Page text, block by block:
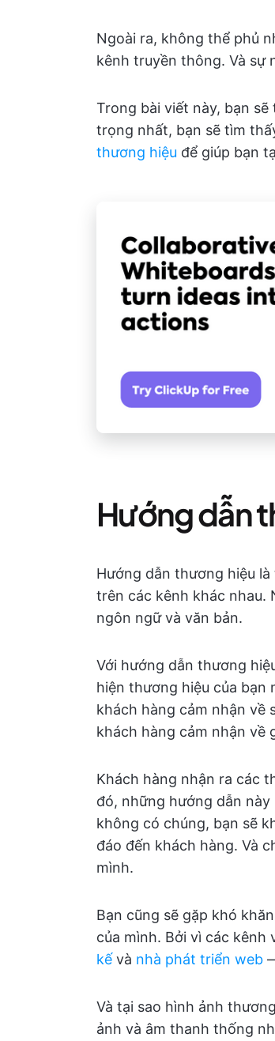
Ngoài ra, không thể phủ
kênh truyền thông. Và sự
Trong bài viết này, bạn
trọng nhất, bạn sẽ tìm
thương hiệu để giúp bạn
Hướng dẫn
Hướng dẫn thương hiệu
trên các kênh khác nhau.
ngôn ngữ và văn bản.
Với hướng dẫn thương
hiện thương hiệu của bạn
khách hàng cảm nhận về
khách hàng cảm nhận về
Khách hàng nhận ra các
đó, những hướng dẫn
không có chúng, bạn sẽ
đáo đến khách hàng. Và
mình.
Bạn cũng sẽ gặp khó
của mình. Bởi vì các
kếvà nhà phát triển web
Và tại sao hình ảnh
ảnh và âm thanh thống